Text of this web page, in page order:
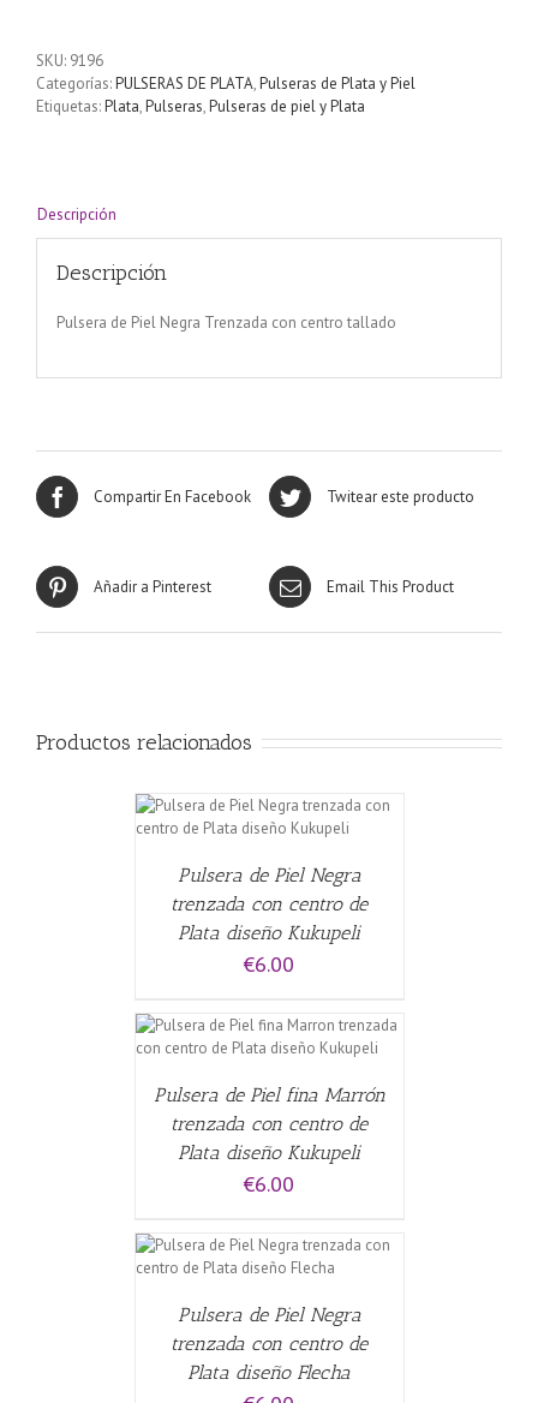
centro
tallado
SKU: 9196
Categorías:PULSERAS DE PLATA,Pulseras de Plata y Piel
Etiquetas:Plata,Pulseras,Pulseras de piel y Plata
Descripción
Descripción
Pulsera de Piel Negra Trenzada con centro tallado
Compartir En Facebook Twitear este producto
Añadir a Pinterest Email This Product
Productos relacionados
Pulsera de Piel Negra
trenzada con centro de
Plata diseño Kukupeli
€6.00
Pulsera de Piel fina Marrón
trenzada con centro de
Plata diseño Kukupeli
€6.00
Pulsera de Piel Negra
trenzada con centro de
Plata diseño Flecha